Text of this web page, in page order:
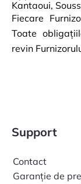
Kantaoui,
Fiecare
Toate
revin
Support
Contact
Garanție de